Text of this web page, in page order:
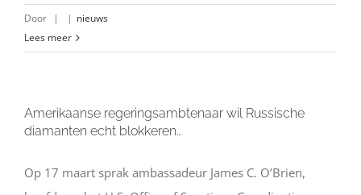
Door | | nieuws
Lees meer
Amerikaanse regeringsambtenaar wil Russische
diamanten echt blokkeren…
Op 17 maart sprak ambassadeur James C. O’Brien,